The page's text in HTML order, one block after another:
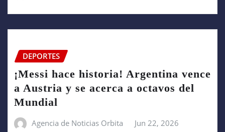
DEPORTES
¡Messi hace historia! Argentina vence
a Austria y se acerca a octavos del
Mundial
Agencia de Noticias Orbita Jun 22, 2026